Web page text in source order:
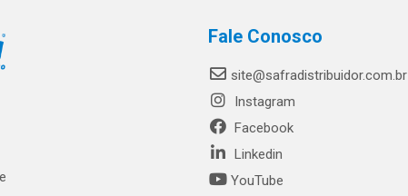
Fale Conosco
site@safradistribuidor.com.br
Instagram
Facebook
Linkedin
YouTube